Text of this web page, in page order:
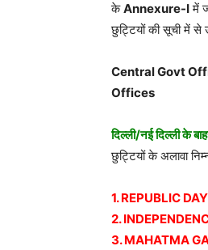
केAnnexure-Iमें
छुट्टियों की सूची में से
Central Govt
Offices
दिल्ली/नई दिल्ली के
छुट्टियों के अलावा
1. REPUBLIC DAY
2.
3. MAHATMA